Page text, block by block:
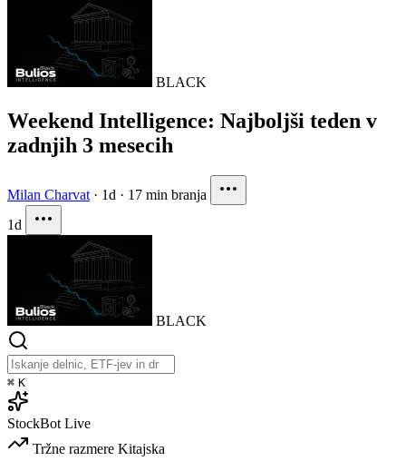
BLACK
Weekend Intelligence: Najboljši teden v
zadnjih 3 mesecih
Milan Charvat · 1d · 17 min branja
1d
BLACK
⌘ K
StockBot Live
Tržne razmere Kitajska